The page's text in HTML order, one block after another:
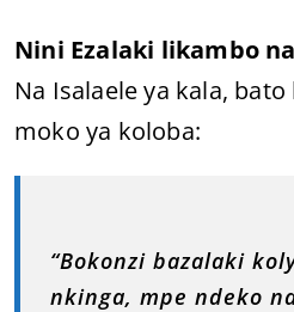
Nini Ezalaki likambo
Na Isalaele ya kala,
moko ya koloba:
“Bokonzi bazalaki
nkinga, mpe ndeko